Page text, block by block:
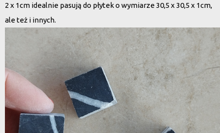
2 x 1cm idealnie pasują do płytek o wymiarze 30,5 x 30,5 x 1cm,
ale też i innych.